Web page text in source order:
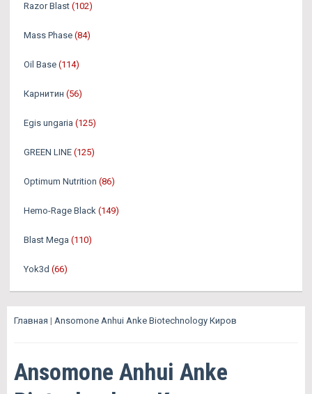
Razor Blast (102)
Mass Phase (84)
Oil Base (114)
Карнитин (56)
Egis ungaria (125)
GREEN LINE (125)
Optimum Nutrition (86)
Hemo-Rage Black (149)
Blast Mega (110)
Yok3d (66)
Главная | Ansomone Anhui Anke Biotechnology Киров
Ansomone Anhui Anke